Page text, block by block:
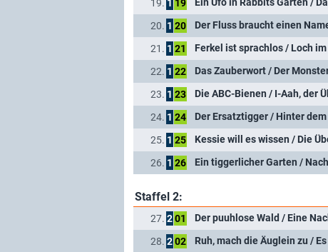
19. 1 19 Ein Ufo in Rabbits Garten /
20. 1 20 Der Fluss braucht einen
21. 1 21 Ferkel ist sprachlos / Loch
22. 1 22 Das Zauberwort / Der
23. 1 23 Die ABC-Bienen / I-Aah, der
24. 1 24 Der Ersatztigger / Hinter dem
25. 1 25 Kessie will es wissen / Die
26. 1 26 Ein tiggerlicher Garten /
Staffel 2:
27. 201 Der puuhlose Wald / Eine
28. 202 Ruh, mach die Äuglein zu /